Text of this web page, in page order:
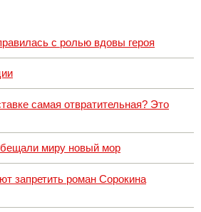
с ролью вдовы героя
самая отвратительная? Это
миру новый мор
запретить роман Сорокина